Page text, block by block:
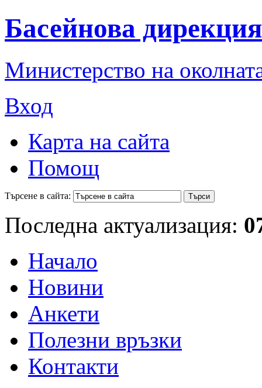
Басейнова
Министерство на
Вход
Карта на сайта
Помощ
Търсене в сайта:
Последна актуализация:
Начало
Новини
Анкети
Полезни връзки
Контакти